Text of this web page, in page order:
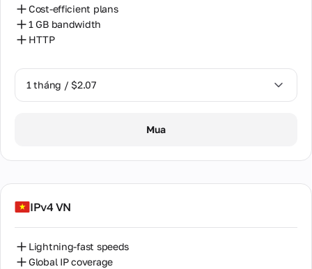
Cost-efficient plans
1 GB bandwidth
HTTP
1 tháng / $2.07
Mua
IPv4 VN
Lightning-fast speeds
Global IP coverage